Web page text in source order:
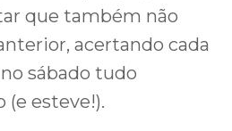
que também não
acertando cada
sábado tudo
(e esteve!).